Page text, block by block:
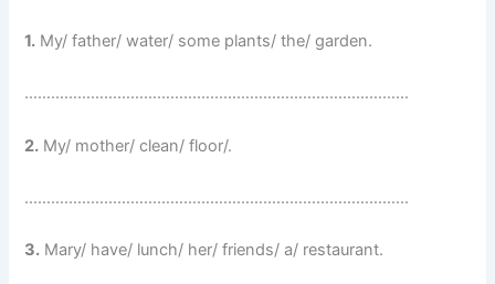
1. My/ father/ water/ some plants/ the/ garden.
……………………………………………………………………………
2. My/ mother/ clean/ floor/.
……………………………………………………………………………
3. Mary/ have/ lunch/ her/ friends/ a/ restaurant.